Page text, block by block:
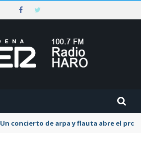
Un concierto de arpa y flauta abre el